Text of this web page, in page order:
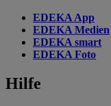
EDEKA App
EDEKA Medien
EDEKA smart
EDEKA Foto
Hilfe